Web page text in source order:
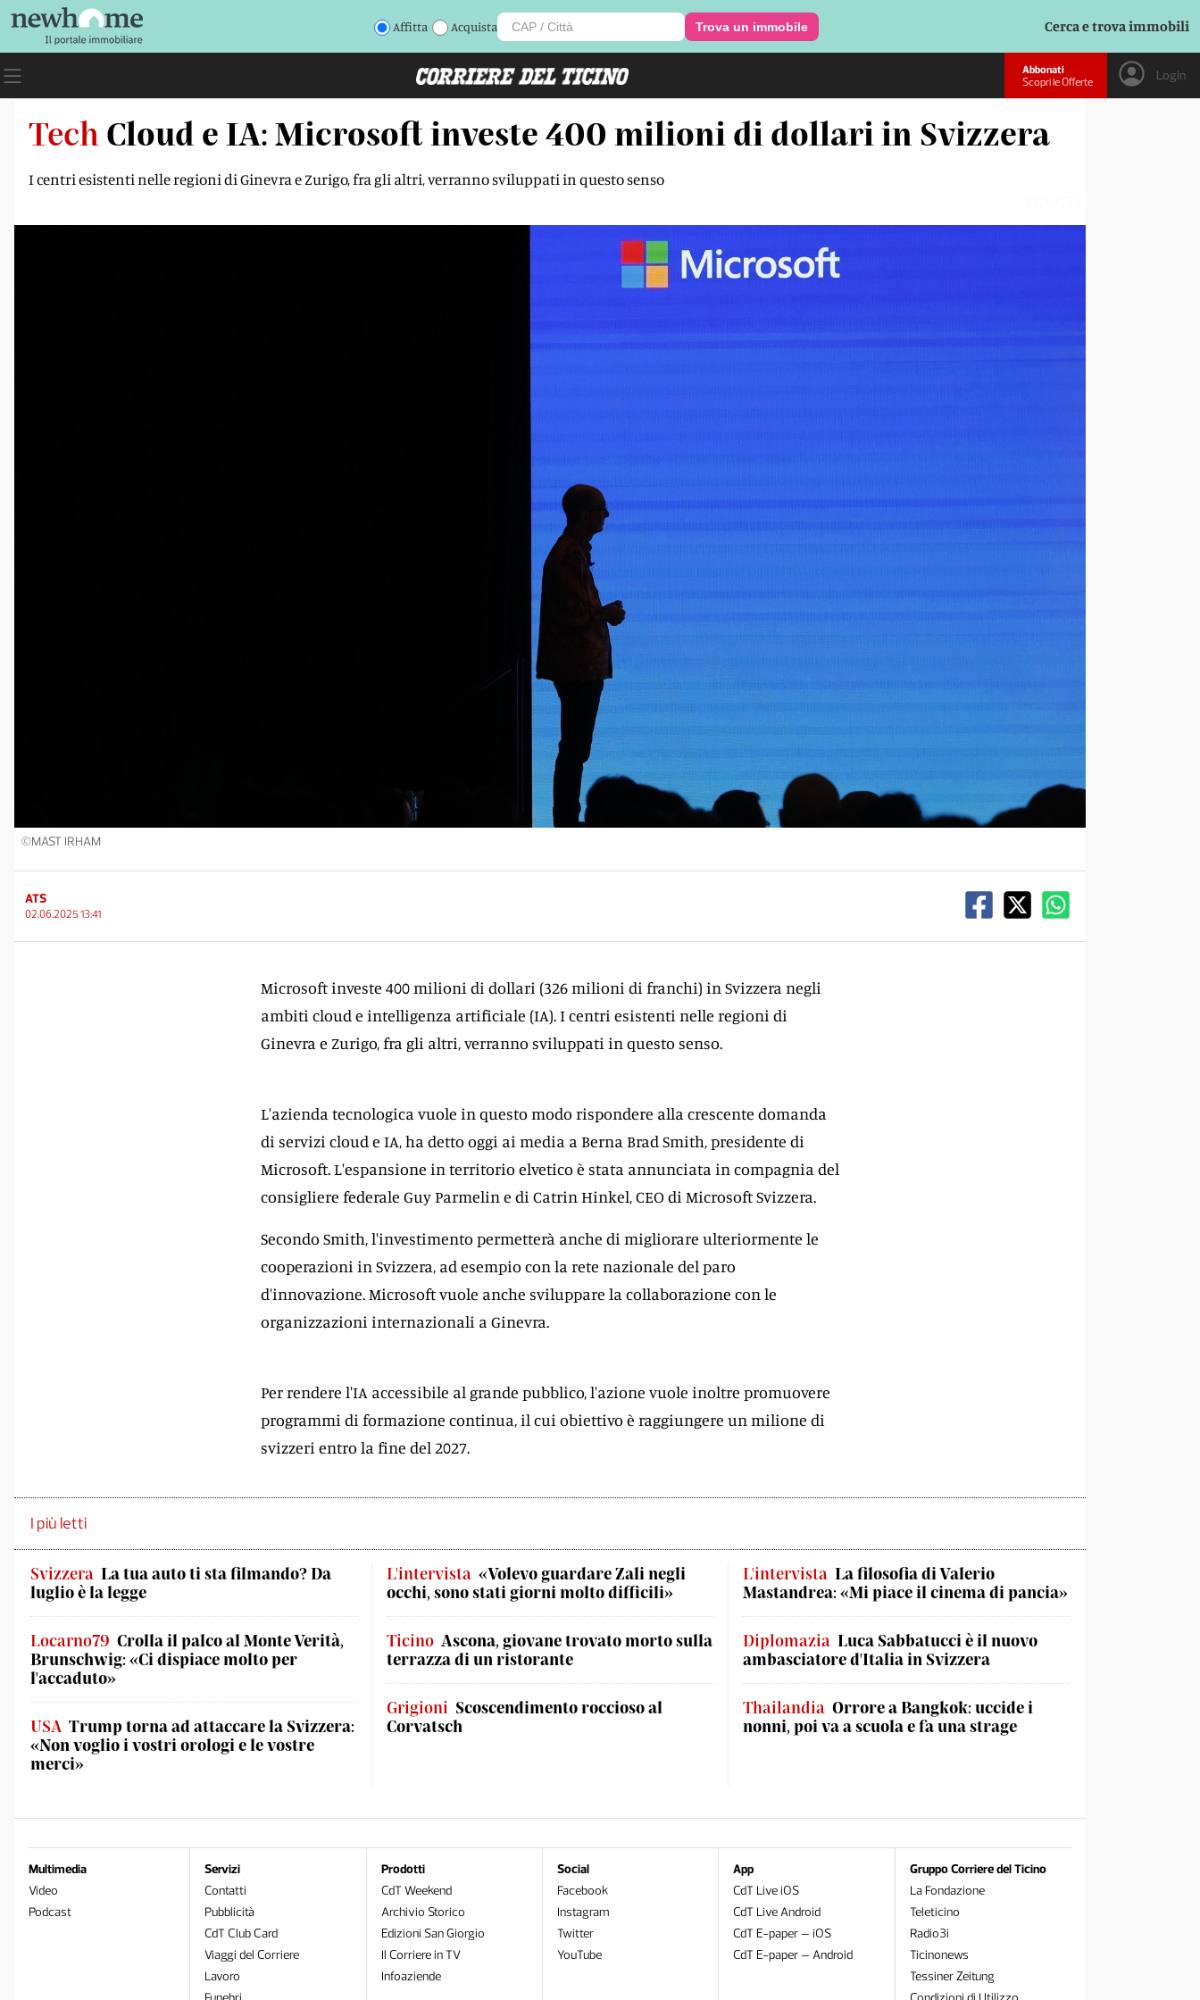
Affitta Acquista Trova un immobile Cerca e trova immobili
Abbonati
Scopri le Offerte
Login
Tech Cloud e IA: Microsoft investe 400 milioni di dollari in Svizzera
I centri esistenti nelle regioni di Ginevra e Zurigo, fra gli altri, verranno sviluppati in questo senso
©MAST IRHAM
ATS
02.06.2025 13:41
Microsoft investe 400 milioni di dollari (326 milioni di franchi) in Svizzera negli
ambiti cloud e intelligenza artificiale (IA). I centri esistenti nelle regioni di
Ginevra e Zurigo, fra gli altri, verranno sviluppati in questo senso.
L'azienda tecnologica vuole in questo modo rispondere alla crescente domanda
di servizi cloud e IA, ha detto oggi ai media a Berna Brad Smith, presidente di
Microsoft. L'espansione in territorio elvetico è stata annunciata in compagnia del
consigliere federale Guy Parmelin e di Catrin Hinkel, CEO di Microsoft Svizzera.
Secondo Smith, l'investimento permetterà anche di migliorare ulteriormente le
cooperazioni in Svizzera, ad esempio con la rete nazionale del paro
d'innovazione. Microsoft vuole anche sviluppare la collaborazione con le
organizzazioni internazionali a Ginevra.
Per rendere l'IA accessibile al grande pubblico, l'azione vuole inoltre promuovere
programmi di formazione continua, il cui obiettivo è raggiungere un milione di
svizzeri entro la fine del 2027.
I più letti
Svizzera La tua auto ti sta filmando? Da
luglio è la legge
Locarno79 Crolla il palco al Monte Verità,
Brunschwig: «Ci dispiace molto per
l'accaduto»
USA Trump torna ad attaccare la Svizzera:
«Non voglio i vostri orologi e le vostre
merci»
L'intervista «Volevo guardare Zali negli
occhi, sono stati giorni molto difficili»
Ticino Ascona, giovane trovato morto sulla
terrazza di un ristorante
Grigioni Scoscendimento roccioso al
Corvatsch
L'intervista La filosofia di Valerio
Mastandrea: «Mi piace il cinema di pancia»
Diplomazia Luca Sabbatucci è il nuovo
ambasciatore d'Italia in Svizzera
Thailandia Orrore a Bangkok: uccide i
nonni, poi va a scuola e fa una strage
Multimedia
Video
Podcast
Servizi
Contatti
Pubblicità
CdT Club Card
Viaggi del Corriere
Lavoro
Prodotti
CdT Weekend
Archivio Storico
Edizioni San Giorgio
Il Corriere in TV
Infoaziende
Social
Facebook
Instagram
Twitter
YouTube
App
CdT Live iOS
CdT Live Android
CdT E-paper – iOS
CdT E-paper – Android
Gruppo Corriere del Ticino
La Fondazione
Teleticino
Radio3i
Ticinonews
Tessiner Zeitung